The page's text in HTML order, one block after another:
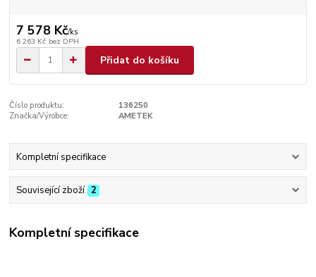
7 578 Kč/ks
6 263 Kč bez DPH
Přidat do košíku
Číslo produktu:
136250
Značka/Výrobce:
AMETEK
Kompletní specifikace
Související zboží 2
Kompletní specifikace